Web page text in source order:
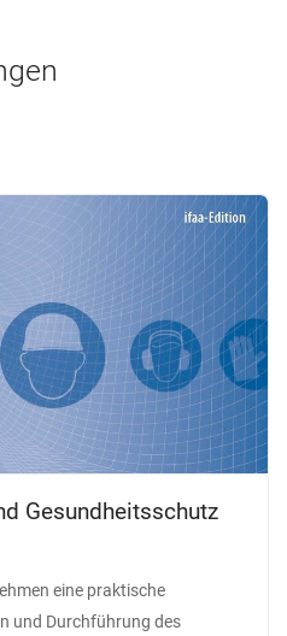
Gesundheitsschutz
eine praktische
und Durchführung des